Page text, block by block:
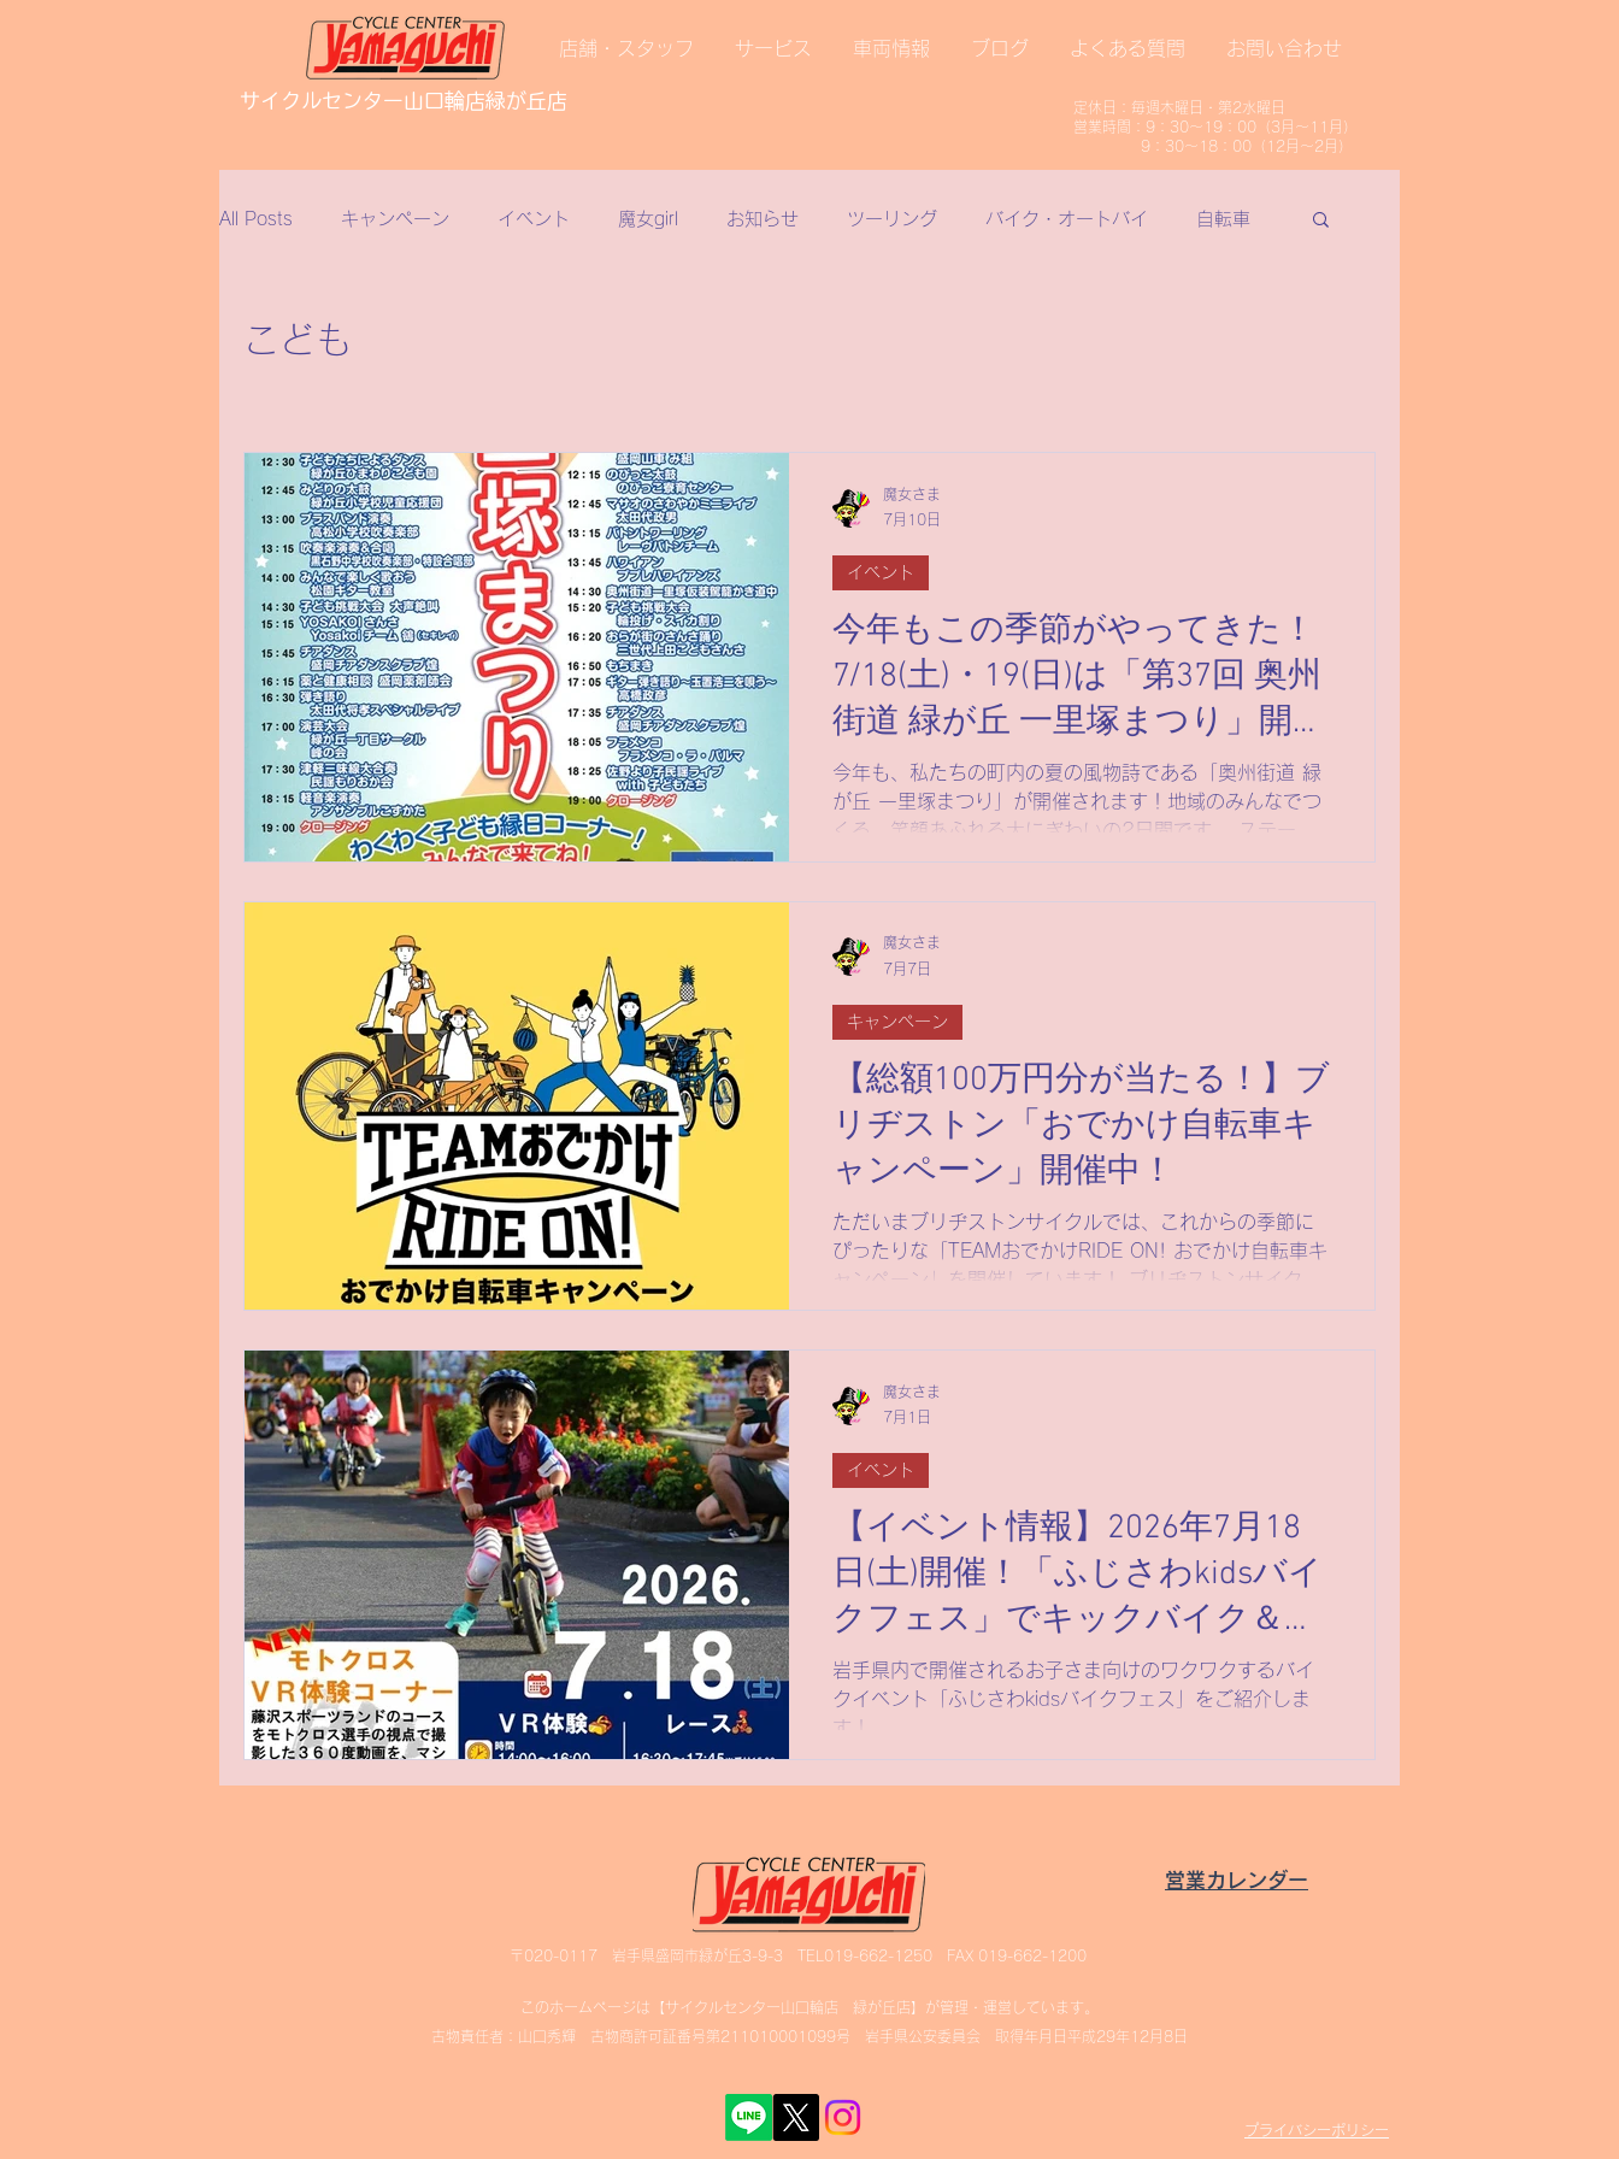
店舗・スタッフ サービス 車両情報 ブログ よくある質問 お問い合わせ
サイクルセンター山口輪店緑が丘店
定休日：毎週木曜日・第2水曜日
​営業時間：9：30～19：00（3月～11月）
​ 9：30～18：00（12月～2月）
All Posts キャンペーン イベント 魔女girl お知らせ ツーリング バイク・オートバイ 自転車
ホンダ 修理・整備 ダートフリーク こども スズキ 電動スクーター
新基準原付 電気バイク
こども
今年もこの季節がやってきた！
7/18(土)・19(日)は「第37回 奥州
街道 緑が丘 一里塚まつり」開
催！
今年も、私たちの町内の夏の風物詩である「奥州街道 緑
が丘 一里塚まつり」が開催されます！地域のみんなでつ
くる、笑顔あふれる大にぎわいの2日間です。 ステージ
イベントや、子どもたちが大喜びの縁日コーナーなど、
イベント
魔女さま
7月10日
【総額100万円分が当たる！】ブ
リヂストン「おでかけ自転車キ
ャンペーン」開催中！
ただいまブリヂストンサイクルでは、これからの季節に
ぴったりな「TEAMおでかけRIDE ON! おでかけ自転車キ
ャンペーン」を開催しています！ ブリヂストンサイクル
「TEAMおでかけRIDE ON! おでかけ自転車キャンペー
円分のAmazonギフトカードが当たる大チャンスです！
キャンペーン
魔女さま
7月7日
【イベント情報】2026年7月18
日(土)開催！「ふじさわkidsバイ
クフェス」でキックバイク＆モ
トクロスVRを体験しよう！
岩手県内で開催されるお子さま向けのワクワクするバイ
クイベント「ふじさわkidsバイクフェス」をご紹介しま
す！
イベント
魔女さま
7月1日
営業カレンダー
〒020-0117 岩手県盛岡市緑が丘3-9-3 TEL019-662-1250 FAX 019-662-1200
このホームページは【サイクルセンター山口輪店 緑が丘店】が管理・運営しています。
古物責任者：山口秀輝 古物商許可証番号第211010001099号 岩手県公安委員会 取得年月日平成29年12月8日
プライバシーポリシー